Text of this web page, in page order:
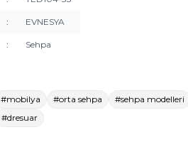
: EVNESYA
: Sehpa
#mobilya #orta sehpa
#sehpa modelleri
#dresuar